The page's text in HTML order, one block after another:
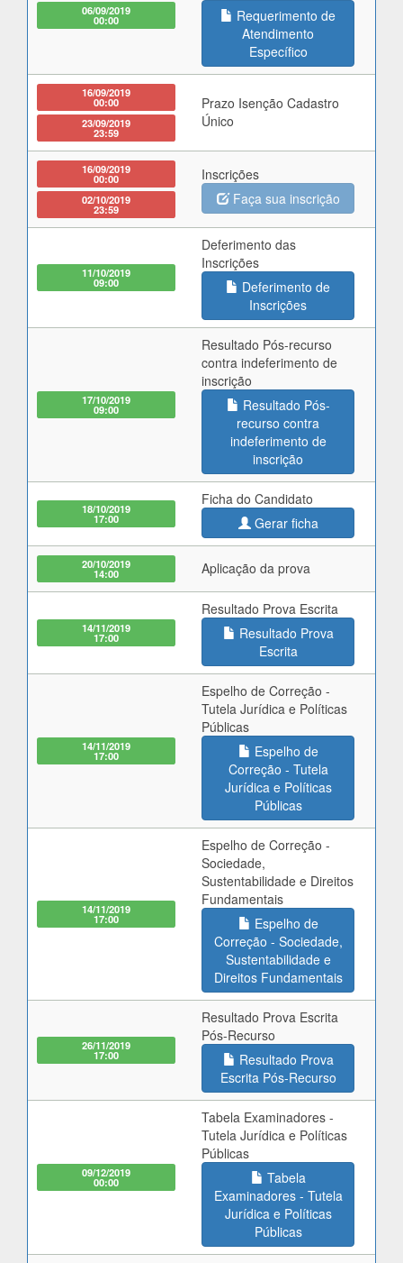
06/09/2019
00:00
Requerimento de
Atendimento
Específico
16/09/2019
00:00
23/09/2019
23:59
Prazo Isenção Cadastro
Único
16/09/2019
00:00
02/10/2019
23:59
Inscrições
Faça sua inscrição
11/10/2019
09:00
Deferimento das
Inscrições
Deferimento de
Inscrições
17/10/2019
09:00
Resultado Pós-recurso
contra indeferimento de
inscrição
Resultado Pós-
recurso contra
indeferimento de
inscrição
18/10/2019
17:00
Ficha do Candidato
Gerar ficha
20/10/2019
14:00 Aplicação da prova
14/11/2019
17:00
Resultado Prova Escrita
Resultado Prova
Escrita
14/11/2019
17:00
Espelho de Correção -
Tutela Jurídica e Políticas
Públicas
Espelho de
Correção - Tutela
Jurídica e Políticas
Públicas
14/11/2019
17:00
Espelho de Correção -
Sociedade,
Sustentabilidade e Direitos
Fundamentais
Espelho de
Correção - Sociedade,
Sustentabilidade e
Direitos Fundamentais
26/11/2019
17:00
Resultado Prova Escrita
Pós-Recurso
Resultado Prova
Escrita Pós-Recurso
09/12/2019
00:00
Tabela Examinadores -
Tutela Jurídica e Políticas
Públicas
Tabela
Examinadores - Tutela
Jurídica e Políticas
Públicas